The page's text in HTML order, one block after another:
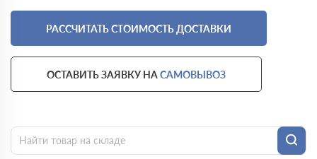
РАССЧИТАТЬ СТОИМОСТЬ ДОСТАВКИ
ОСТАВИТЬ ЗАЯВКУ НАСАМОВЫВОЗ